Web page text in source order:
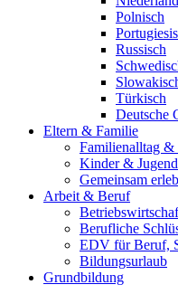
Polnisch
Russisch
Türkisch
Deutsche
Eltern & Familie
Familienalltag &
Kinder &
Gemeinsam
Arbeit & Beruf
Berufliche
EDV für Beruf,
Bildungsurlaub
Grundbildung